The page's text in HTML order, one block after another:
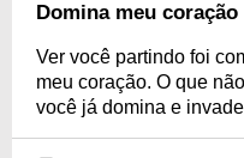
Domina meu coração
Ver você partindo foi
meu coração. O que
você já domina e